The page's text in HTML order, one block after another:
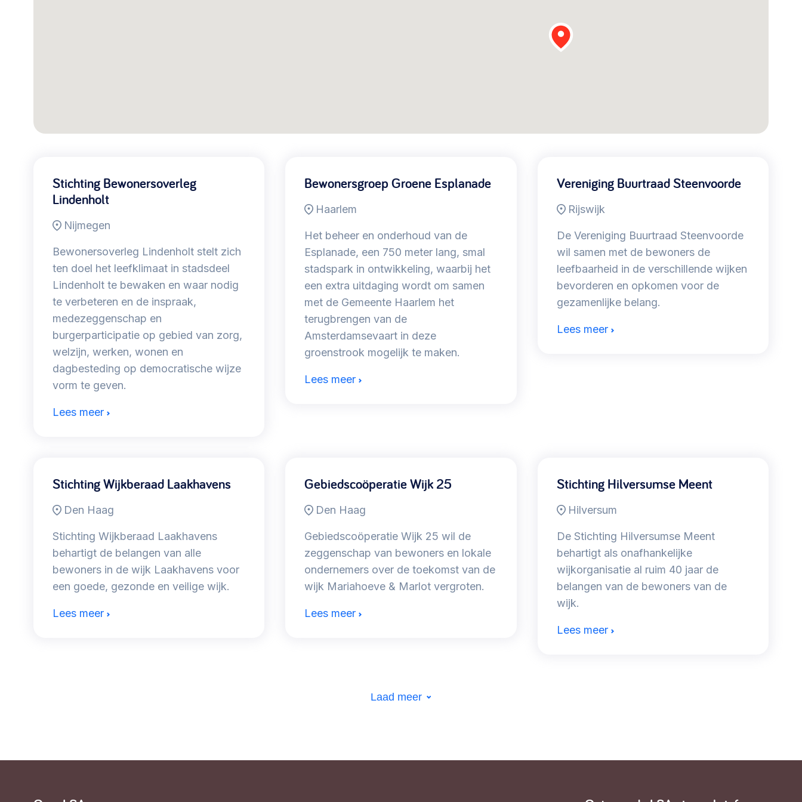
Stichting Bewonersoverleg
Lindenholt
Nijmegen
Bewonersoverleg Lindenholt stelt zich
ten doel het leefklimaat in stadsdeel
Lindenholt te bewaken en waar nodig
te verbeteren en de inspraak,
medezeggenschap en
burgerparticipatie op gebied van zorg,
welzijn, werken, wonen en
dagbesteding op democratische wijze
vorm te geven.
Lees meer
Bewonersgroep Groene Esplanade
Haarlem
Het beheer en onderhoud van de
Esplanade, een 750 meter lang, smal
stadspark in ontwikkeling, waarbij het
een extra uitdaging wordt om samen
met de Gemeente Haarlem het
terugbrengen van de
Amsterdamsevaart in deze
groenstrook mogelijk te maken.
Lees meer
Vereniging Buurtraad Steenvoorde
Rijswijk
De Vereniging Buurtraad Steenvoorde
wil samen met de bewoners de
leefbaarheid in de verschillende wijken
bevorderen en opkomen voor de
gezamenlijke belang.
Lees meer
Stichting Wijkberaad Laakhavens
Den Haag
Stichting Wijkberaad Laakhavens
behartigt de belangen van alle
bewoners in de wijk Laakhavens voor
een goede, gezonde en veilige wijk.
Lees meer
Gebiedscoöperatie Wijk 25
Den Haag
Gebiedscoöperatie Wijk 25 wil de
zeggenschap van bewoners en lokale
ondernemers over de toekomst van de
wijk Mariahoeve & Marlot vergroten.
Lees meer
Stichting Hilversumse Meent
Hilversum
De Stichting Hilversumse Meent
behartigt als onafhankelijke
wijkorganisatie al ruim 40 jaar de
belangen van de bewoners van de
wijk.
Lees meer
Laad meer